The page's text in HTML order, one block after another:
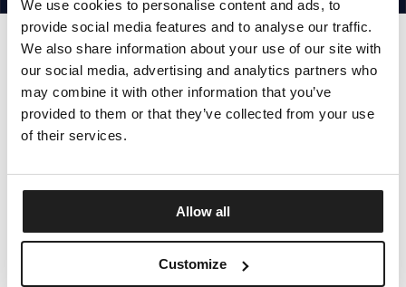
We use cookies to personalise content and ads, to
provide social media features and to analyse our traffic.
We also share information about your use of our site with
our social media, advertising and analytics partners who
may combine it with other information that you’ve
provided to them or that they’ve collected from your use
of their services.
Allow all
Customize
IDŹ DO GÓRY